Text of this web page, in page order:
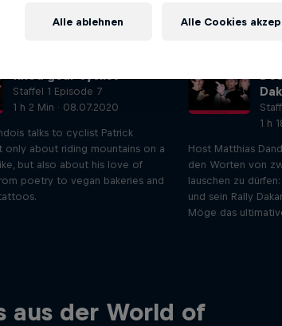
NOWELL SPECIALS
Staffel 1 Episode 7
1 h 2 Min · 08.07.2020
talks to cyclist Patrick
only about riding mountains on a
but also about his love of
poetry to vegan bakeries and
1 h
Host Matthias
den Worten von
lauschen zu
und sein Rally
Möge das
aus der World of
Mein erstes Mal
Alle ablehnen Alle Cookies